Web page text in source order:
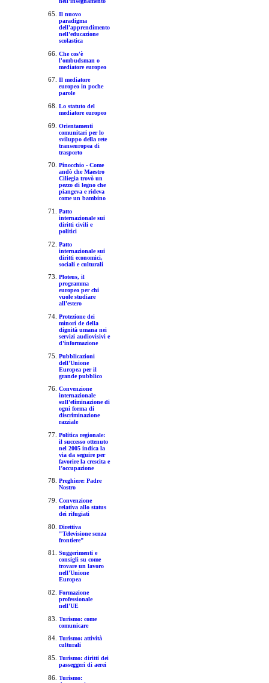
Il nuovo
paradigma
dell'apprendimento
nell'educazione
scolastica
Che cos'è
l'ombudsman o
mediatore europeo
Il mediatore
europeo in poche
parole
Lo statuto del
mediatore europeo
Orientamenti
comunitari per lo
sviluppo della rete
transeuropea di
trasporto
Pinocchio - Come
andò che Maestro
Ciliegia trovò un
pezzo di legno che
piangeva e rideva
come un bambino
Patto
internazionale sui
diritti civili e
politici
Patto
internazionale sui
diritti economici,
sociali e culturali
Ploteus, il
programma
europeo per chi
vuole studiare
all'estero
Protezione dei
minori de della
dignità umana nei
servizi audiovisivi e
d'informazione
Pubblicazioni
dell'Unione
Europea per il
grande pubblico
Convenzione
internazionale
sull'eliminazione di
ogni forma di
discriminazione
razziale
Politica regionale:
il successo ottenuto
nel 2005 indica la
via da seguire per
favorire la crescita e
l’occupazione
Preghiere: Padre
Nostro
Convenzione
relativa allo status
dei rifugiati
Direttiva
"Televisione senza
frontiere"
Suggerimenti e
consigli su come
trovare un lavoro
nell'Unione
Europea
Formazione
professionale
nell'UE
Turismo: come
comunicare
Turismo: attività
culturali
Turismo: diritti dei
passeggeri di aerei
Turismo: